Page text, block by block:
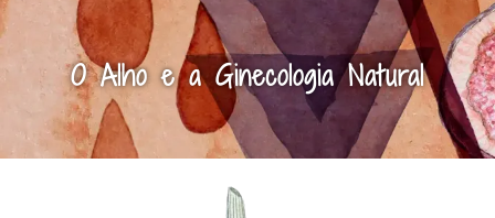
O Alho e a Ginecologia Natural